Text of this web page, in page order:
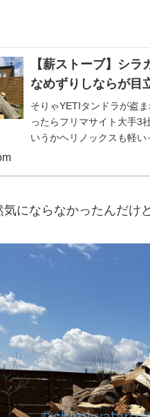
【薪ストーブ】シ
なめずりしならが目
そりゃYETIタンドラが盗
ったらフリマサイト大手3
いうかヘリノックスも軽い
し、スノピ関連なんかも
にならなかったんだけ